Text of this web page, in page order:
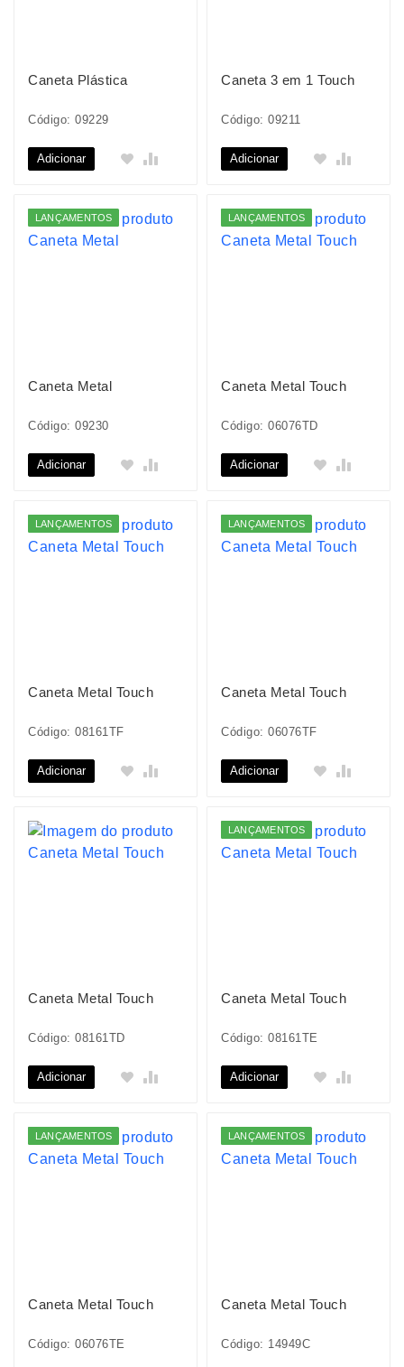
Caneta Plástica
Código: 09229
Adicionar
Caneta 3 em 1 Touch
Código: 09211
Adicionar
LANÇAMENTOS
Caneta Metal
Código: 09230
Adicionar
LANÇAMENTOS
Caneta Metal Touch
Código: 06076TD
Adicionar
LANÇAMENTOS
Caneta Metal Touch
Código: 08161TF
Adicionar
LANÇAMENTOS
Caneta Metal Touch
Código: 06076TF
Adicionar
Caneta Metal Touch
Código: 08161TD
Adicionar
LANÇAMENTOS
Caneta Metal Touch
Código: 08161TE
Adicionar
LANÇAMENTOS
Caneta Metal Touch
Código: 06076TE
LANÇAMENTOS
Caneta Metal Touch
Código: 14949C